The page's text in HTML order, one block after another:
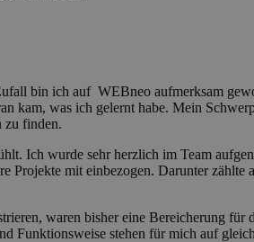
bin ich auf WEBneo aufmerksam
kam, was ich gelernt habe. Mein
zu finden.
Ich wurde sehr herzlich im Team
Projekte mit einbezogen. Darunter zählte
waren bisher eine Bereicherung für
Funktionsweise stehen für mich auf